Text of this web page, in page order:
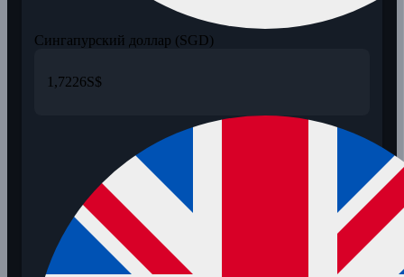
Сингапурский доллар (SGD)
1,7226S$